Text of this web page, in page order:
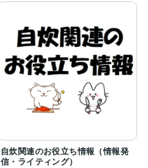
自炊関連のお役立ち情報（情報発
信・ライティング）